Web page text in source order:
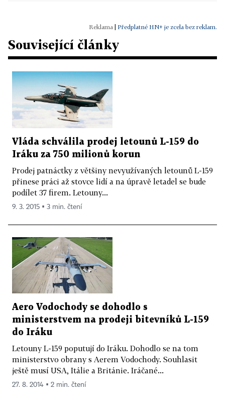
Předplatné HN+ je zcela bez reklam.
Související články
Vláda schválila prodej letounů L-159 do
Iráku za 750 milionů korun
Prodej patnáctky z většiny nevyužívaných letounů L-159
přinese práci až stovce lidí a na úpravě letadel se bude
podílet 37 firem. Letouny...
9. 3. 2015 ▪ 3 min. čtení
Aero Vodochody se dohodlo s
ministerstvem na prodeji bitevníků L-159
do Iráku
Letouny L-159 poputují do Iráku. Dohodlo se na tom
ministerstvo obrany s Aerem Vodochody. Souhlasit
ještě musí USA, Itálie a Británie. Iráčané...
27. 8. 2014 ▪ 2 min. čtení